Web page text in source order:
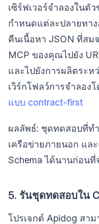
เซิร์ฟเวอร์จำลองในตั
กำหนดแต่ละปลายทาง
คืนเนื้อหา JSON ที่สม
MCP ของคุณไปยัง
และไปยังการผลิตระห
เวิร์กโฟลว์การจำลอง
แบบ contract-first
ผลลัพธ์: ชุดทดสอบที่ท
เครือข่ายภายนอก แล
Schema ได้นานก่อนที่
5. รันชุดทดสอบใน
โปรเจกต์ Apidog สาม